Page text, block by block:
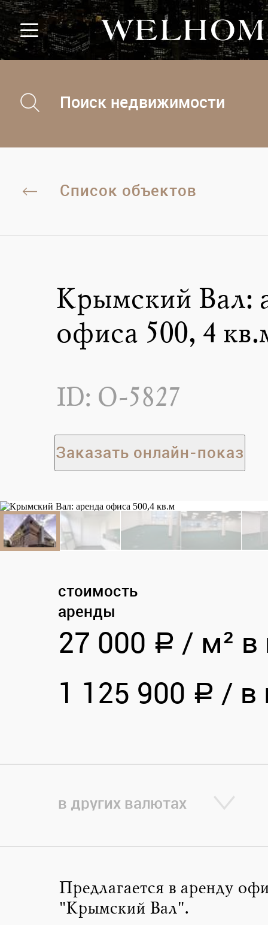
Поиск недвижимости
Список объектов
Крымский Вал:
офиса 500,4
ID: O-5827
Заказать онлайн-показ
стоимость
аренды
27 000 a / м² в
1 125 900 a / в
в других валютах
Предлагается в аренду
"Крымский Вал".